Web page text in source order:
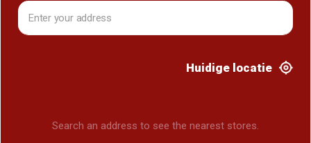
Huidige locatie
Search an address to see the nearest stores.